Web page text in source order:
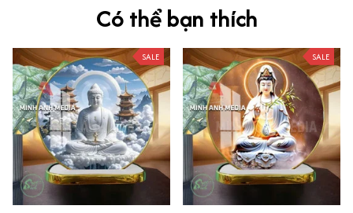
Có thể bạn thích
SALE SALE